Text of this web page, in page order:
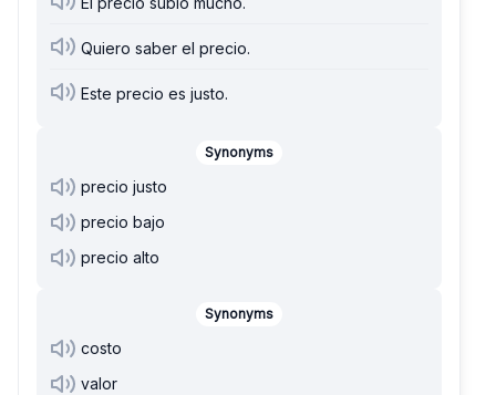
Quiero saber el precio.
Este precio es justo.
Synonyms
precio justo
precio bajo
precio alto
Synonyms
costo
valor